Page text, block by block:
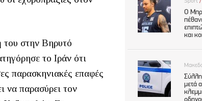
στην Βηρυτό
το Ιράν ότι
παρασκηνιακές επαφές
να παρασύρει τον